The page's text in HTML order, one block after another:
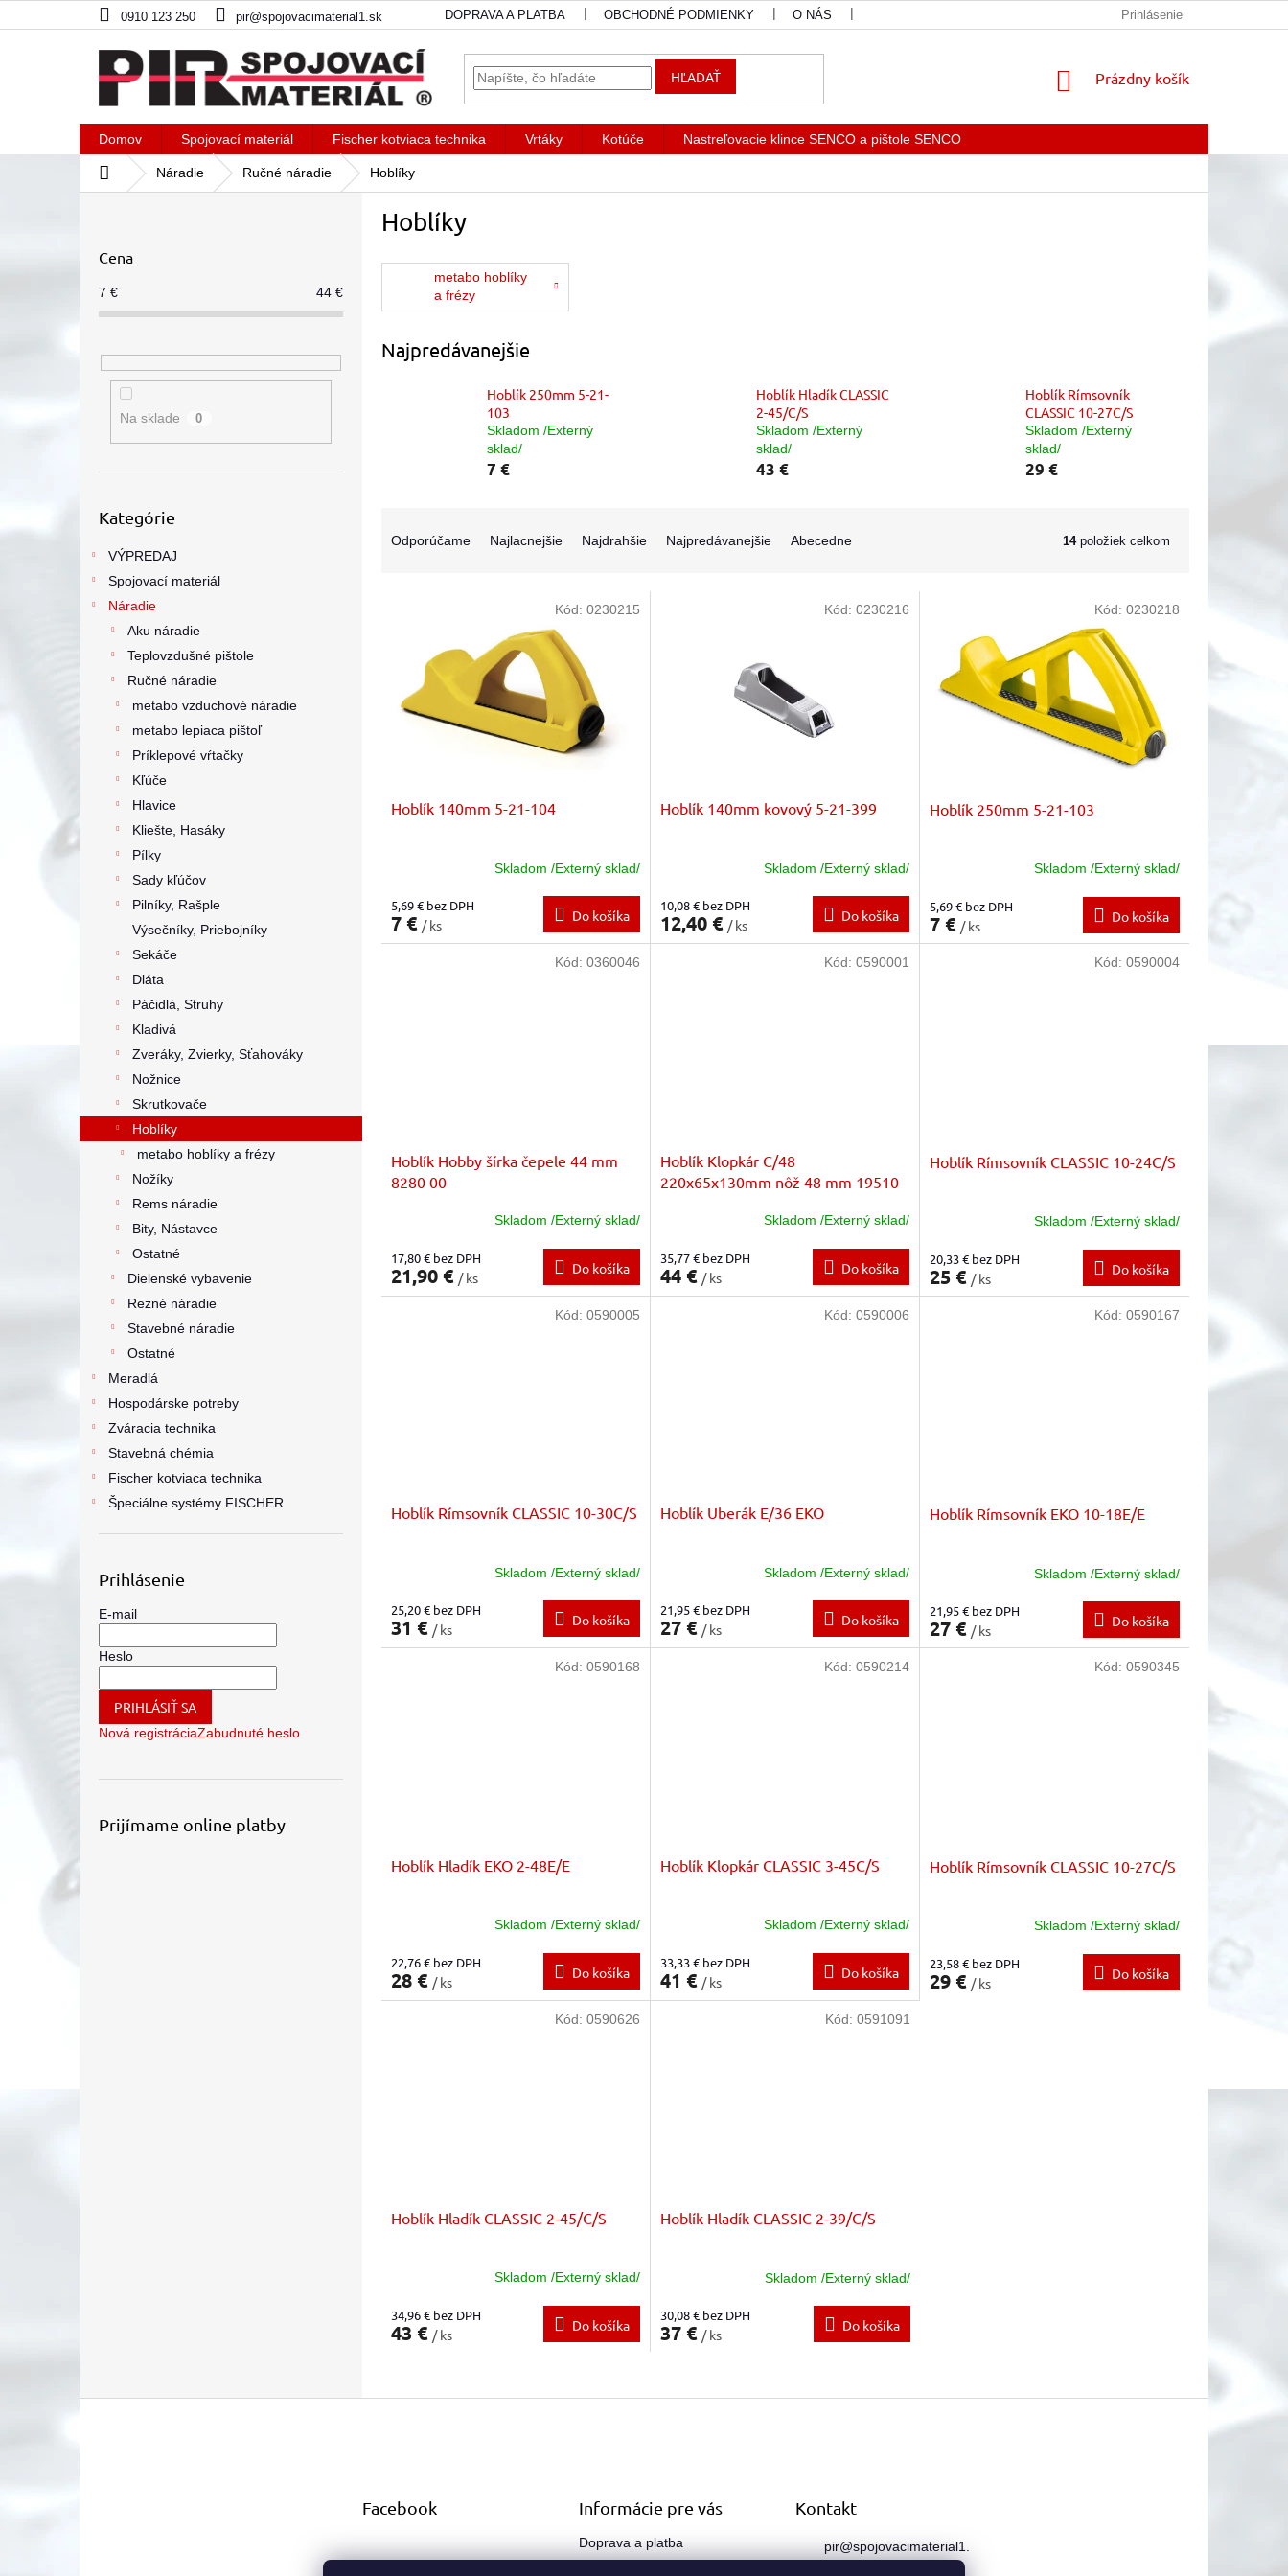
na
0910 123 250 pir@spojovacimaterial1.sk DOPRAVA A PLATBA OBCHODNÉ PODMIENKY O NÁS Prihlásenie
HĽADAŤ
NÁKUPNÝ
Prázdny košík
Domov Spojovací materiál Fischer kotviaca technika Vrtáky Kotúče Nastreľovacie klince SENCO a pištole SENCO
DomovNáradie Ručné náradie Hoblíky
Cena
7 € 44 €
Na sklade 0
kategórie
Kategórie
VÝPREDAJ
Spojovací materiál
Náradie
Aku náradie
Teplovzdušné pištole
Ručné náradie
metabo vzduchové náradie
metabo lepiaca pištoľ
Príklepové vŕtačky
Kľúče
Hlavice
Kliešte, Hasáky
Pílky
Sady kľúčov
Pilníky, Rašple
Výsečníky, Priebojníky
Sekáče
Dláta
Páčidlá, Struhy
Kladivá
Zveráky, Zvierky, Sťahováky
Nožnice
Skrutkovače
Hoblíky
metabo hoblíky a frézy
Nožíky
Rems náradie
Bity, Nástavce
Ostatné
Dielenské vybavenie
Rezné náradie
Stavebné náradie
Ostatné
Meradlá
Hospodárske potreby
Zváracia technika
Stavebná chémia
Fischer kotviaca technika
Špeciálne systémy FISCHER
Prihlásenie
E-mail
Heslo
PRIHLÁSIŤ SA
Nová registráciaZabudnuté heslo
Prijímame online platby
Hoblíky
metabo hoblíky
a frézy
Najpredávanejšie
Hoblík 250mm 5-21-
103
Skladom /Externý
sklad/
7 €
Hoblík Hladík CLASSIC
2-45/C/S
Skladom /Externý
sklad/
43 €
Hoblík Rímsovník
CLASSIC 10-27C/S
Skladom /Externý
sklad/
29 €
Odporúčame Najlacnejšie Najdrahšie Najpredávanejšie Abecedne 14položiek celkom
Hoblík 140mm 5-21-104
Skladom /Externý sklad/
5,69 € bez DPH
7 € / ks
Do košíka
Kód: 0230215
Hoblík 140mm kovový 5-21-399
Skladom /Externý sklad/
10,08 € bez DPH
12,40 € / ks
Do košíka
Kód: 0230216
Hoblík 250mm 5-21-103
Skladom /Externý sklad/
5,69 € bez DPH
7 € / ks
Do košíka
Kód: 0230218
Hoblík Hobby šírka čepele 44 mm
8280 00
Skladom /Externý sklad/
17,80 € bez DPH
21,90 € / ks
Do košíka
Kód: 0360046
Hoblík Klopkár C/48
220x65x130mm nôž 48 mm 19510
Skladom /Externý sklad/
35,77 € bez DPH
44 € / ks
Do košíka
Kód: 0590001
Hoblík Rímsovník CLASSIC 10-24C/S
Skladom /Externý sklad/
20,33 € bez DPH
25 € / ks
Do košíka
Kód: 0590004
Hoblík Rímsovník CLASSIC 10-30C/S
Skladom /Externý sklad/
25,20 € bez DPH
31 € / ks
Do košíka
Kód: 0590005
Hoblík Uberák E/36 EKO
Skladom /Externý sklad/
21,95 € bez DPH
27 € / ks
Do košíka
Kód: 0590006
Hoblík Rímsovník EKO 10-18E/E
Skladom /Externý sklad/
21,95 € bez DPH
27 € / ks
Do košíka
Kód: 0590167
Hoblík Hladík EKO 2-48E/E
Skladom /Externý sklad/
22,76 € bez DPH
28 € / ks
Do košíka
Kód: 0590168
Hoblík Klopkár CLASSIC 3-45C/S
Skladom /Externý sklad/
33,33 € bez DPH
41 € / ks
Do košíka
Kód: 0590214
Hoblík Rímsovník CLASSIC 10-27C/S
Skladom /Externý sklad/
23,58 € bez DPH
29 € / ks
Do košíka
Kód: 0590345
Hoblík Hladík CLASSIC 2-45/C/S
Skladom /Externý sklad/
34,96 € bez DPH
43 € / ks
Do košíka
Kód: 0590626
Hoblík Hladík CLASSIC 2-39/C/S
Skladom /Externý sklad/
30,08 € bez DPH
37 € / ks
Do košíka
Kód: 0591091
v
r
Facebook Informácie pre vás
Doprava a platba
Kontakt
pir@spojovacimaterial1.
sk